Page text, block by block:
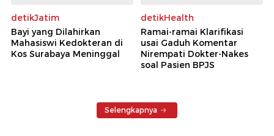
detikJatim
Bayi yang Dilahirkan
Mahasiswi Kedokteran di
Kos Surabaya Meninggal
detikHealth
Ramai-ramai Klarifikasi
usai Gaduh Komentar
Nirempati Dokter-Nakes
soal Pasien BPJS
Selengkapnya